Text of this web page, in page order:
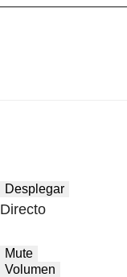
Desplegar
Directo
Mute
Volumen